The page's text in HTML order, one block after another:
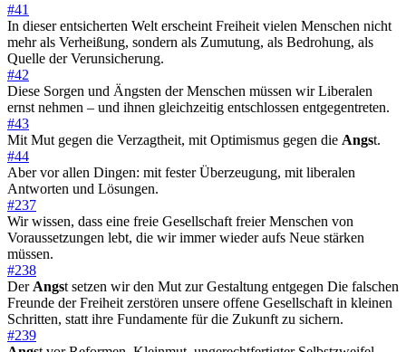
#41
In dieser entsicherten Welt erscheint Freiheit vielen Menschen nicht
mehr als Verheißung, sondern als Zumutung, als Bedrohung, als
Quelle der Verunsicherung.
#42
Diese Sorgen und Ängsten der Menschen müssen wir Liberalen
ernst nehmen – und ihnen gleichzeitig entschlossen entgegentreten.
#43
Mit Mut gegen die Verzagtheit, mit Optimismus gegen die Angst.
#44
Aber vor allen Dingen: mit fester Überzeugung, mit liberalen
Antworten und Lösungen.
#237
Wir wissen, dass eine freie Gesellschaft freier Menschen von
Voraussetzungen lebt, die wir immer wieder aufs Neue stärken
müssen.
#238
Der Angst setzen wir den Mut zur Gestaltung entgegen Die falschen
Freunde der Freiheit zerstören unsere offene Gesellschaft in kleinen
Schritten, statt ihre Fundamente für die Zukunft zu sichern.
#239